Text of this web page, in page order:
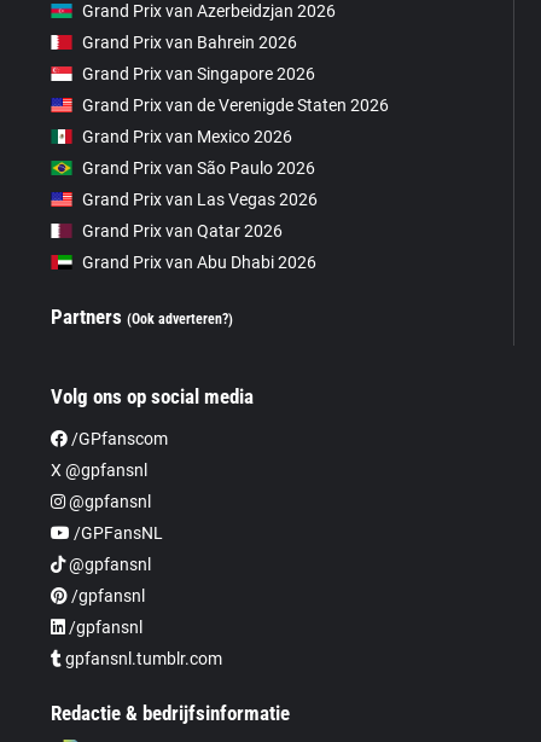
Grand Prix van Azerbeidzjan 2026
Grand Prix van Bahrein 2026
Grand Prix van Singapore 2026
Grand Prix van de Verenigde Staten 2026
Grand Prix van Mexico 2026
Grand Prix van São Paulo 2026
Grand Prix van Las Vegas 2026
Grand Prix van Qatar 2026
Grand Prix van Abu Dhabi 2026
Partners(Ook adverteren?)
Volg ons op social media
/GPfanscom
X @gpfansnl
@gpfansnl
/GPFansNL
@gpfansnl
/gpfansnl
/gpfansnl
gpfansnl.tumblr.com
Redactie & bedrijfsinformatie